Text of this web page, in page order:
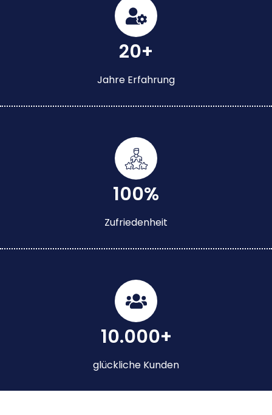
20+
Jahre Erfahrung
100%
Zufriedenheit
10.000+
glückliche Kunden